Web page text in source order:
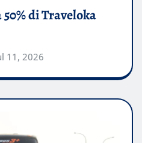
di Traveloka
11, 2026